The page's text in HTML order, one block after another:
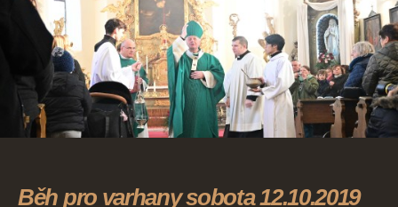
Běh pro varhany sobota 12.10.2019